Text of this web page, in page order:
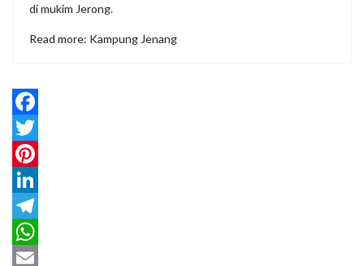
di mukim Jerong.
Read more: Kampung Jenang
Facebook
Twitter
Pinterest
LinkedIn
Telegram
WhatsApp